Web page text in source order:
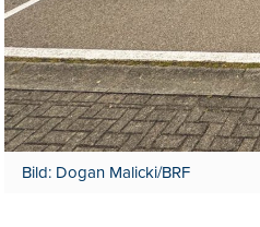
Bild: Dogan Malicki/BRF